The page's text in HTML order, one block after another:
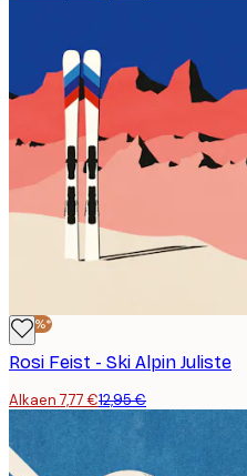
-40%*
Rosi Feist - Ski Alpin Juliste
Alkaen 7,77 €12,95 €